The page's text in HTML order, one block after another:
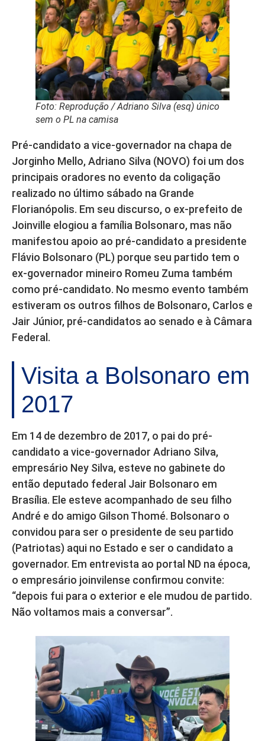
Foto: Reprodução / Adriano Silva (esq) único
sem o PL na camisa
Pré-candidato a vice-governador na chapa de
Jorginho Mello, Adriano Silva (NOVO) foi um dos
principais oradores no evento da coligação
realizado no último sábado na Grande
Florianópolis. Em seu discurso, o ex-prefeito de
Joinville elogiou a família Bolsonaro, mas não
manifestou apoio ao pré-candidato a presidente
Flávio Bolsonaro (PL) porque seu partido tem o
ex-governador mineiro Romeu Zuma também
como pré-candidato. No mesmo evento também
estiveram os outros filhos de Bolsonaro, Carlos e
Jair Júnior, pré-candidatos ao senado e à Câmara
Federal.
Visita a Bolsonaro em
2017
Em 14 de dezembro de 2017, o pai do pré-
candidato a vice-governador Adriano Silva,
empresário Ney Silva, esteve no gabinete do
então deputado federal Jair Bolsonaro em
Brasília. Ele esteve acompanhado de seu filho
André e do amigo Gilson Thomé. Bolsonaro o
convidou para ser o presidente de seu partido
(Patriotas) aqui no Estado e ser o candidato a
governador. Em entrevista ao portal ND na época,
o empresário joinvilense confirmou convite:
“depois fui para o exterior e ele mudou de partido.
Não voltamos mais a conversar”.